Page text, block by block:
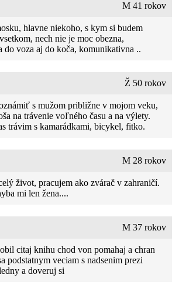
M 41 rokov
hlavne niekoho, s kym si budem
nech nie je moc obezna,
do voza aj do koča, komunikativna ..
Ž 50 rokov
s mužom približne v mojom veku,
na trávenie voľného času a na výlety.
trávim s kamarádkami, bicykel, fitko.
M 28 rokov
život, pracujem ako zvárač v zahraničí.
mi len žena....
M 37 rokov
citaj knihu chod von pomahaj a chran
podstatnym veciam s nadsenim prezi
a doveruj si